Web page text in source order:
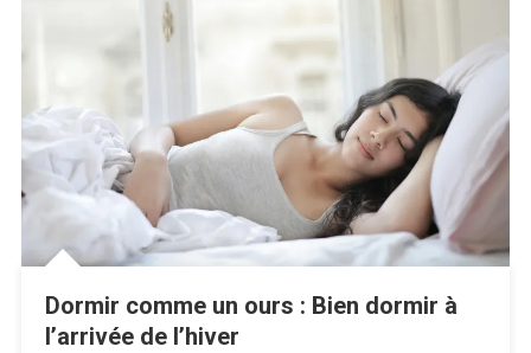
Dormir comme un ours : Bien dormir à
l’arrivée de l’hiver